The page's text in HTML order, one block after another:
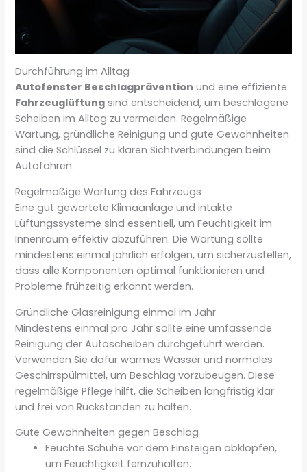
Durchführung im Alltag
Autofenster Beschlagprävention und eine effiziente
Fahrzeuglüftung sind entscheidend, um beschlagene
Scheiben im Alltag zu vermeiden. Regelmäßige
Wartung, gründliche Reinigung und gute Gewohnheiten
sind die Schlüssel zu klaren Sichtverbindungen beim
Autofahren.
Regelmäßige Wartung des Fahrzeugs
Eine gut gewartete Klimaanlage und intakte
Lüftungssysteme sind essentiell, um Feuchtigkeit im
Innenraum effektiv abzuführen. Die Wartung sollte
mindestens einmal jährlich erfolgen, um sicherzustellen,
dass alle Komponenten optimal funktionieren und
Probleme frühzeitig erkannt werden.
Gründliche Glasreinigung einmal im Jahr
Mindestens einmal pro Jahr sollte eine umfassende
Reinigung der Autoscheiben durchgeführt werden.
Verwenden Sie dafür warmes Wasser und normales
Geschirrspülmittel, um Beschlag vorzubeugen. Diese
regelmäßige Pflege hilft, die Scheiben langfristig klar
und frei von Rückständen zu halten.
Gute Gewohnheiten gegen Beschlag
Feuchte Schuhe vor dem Einsteigen abklopfen,
um Feuchtigkeit fernzuhalten.